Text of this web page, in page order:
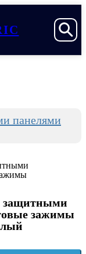
панелями
защитными
зажимы